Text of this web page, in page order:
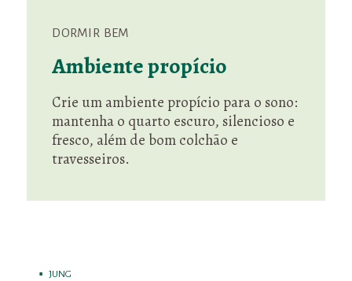
DORMIR BEM
Ambiente propício
Crie um ambiente propício para o sono:
mantenha o quarto escuro, silencioso e
fresco, além de bom colchão e
travesseiros.
JUNG